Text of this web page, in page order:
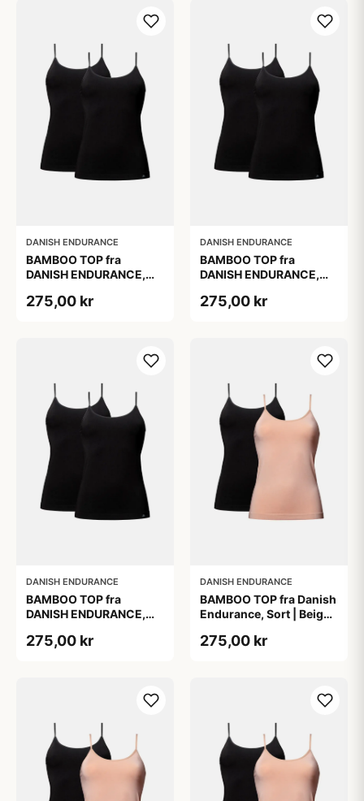
DANISH ENDURANCE
BAMBOO TOP fra
DANISH ENDURANCE,
Behagelig, Perfekt
275,00 kr
DANISH ENDURANCE
BAMBOO TOP fra
DANISH ENDURANCE,
Behagelig, Perfekt
275,00 kr
DANISH ENDURANCE
BAMBOO TOP fra
DANISH ENDURANCE,
Behagelig, Perfekt
275,00 kr
DANISH ENDURANCE
BAMBOO TOP fra Danish
Endurance, Sort | Beige,
Komfortabel og
275,00 kr